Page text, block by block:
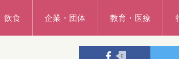
飲食 企業・団体 教育・医療
0